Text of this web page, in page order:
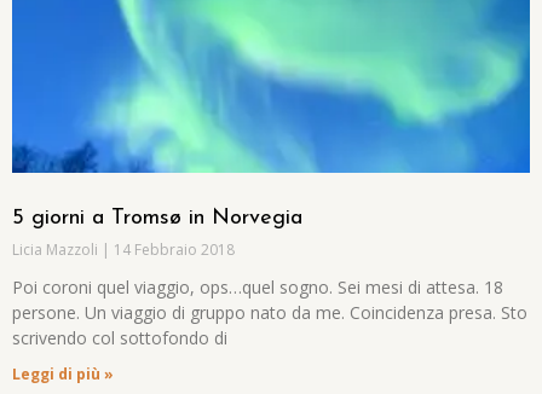
5 giorni a Tromsø in Norvegia
Licia Mazzoli 14 Febbraio 2018
Poi coroni quel viaggio, ops…quel sogno. Sei mesi di attesa. 18
persone. Un viaggio di gruppo nato da me. Coincidenza presa. Sto
scrivendo col sottofondo di
Leggi di più »